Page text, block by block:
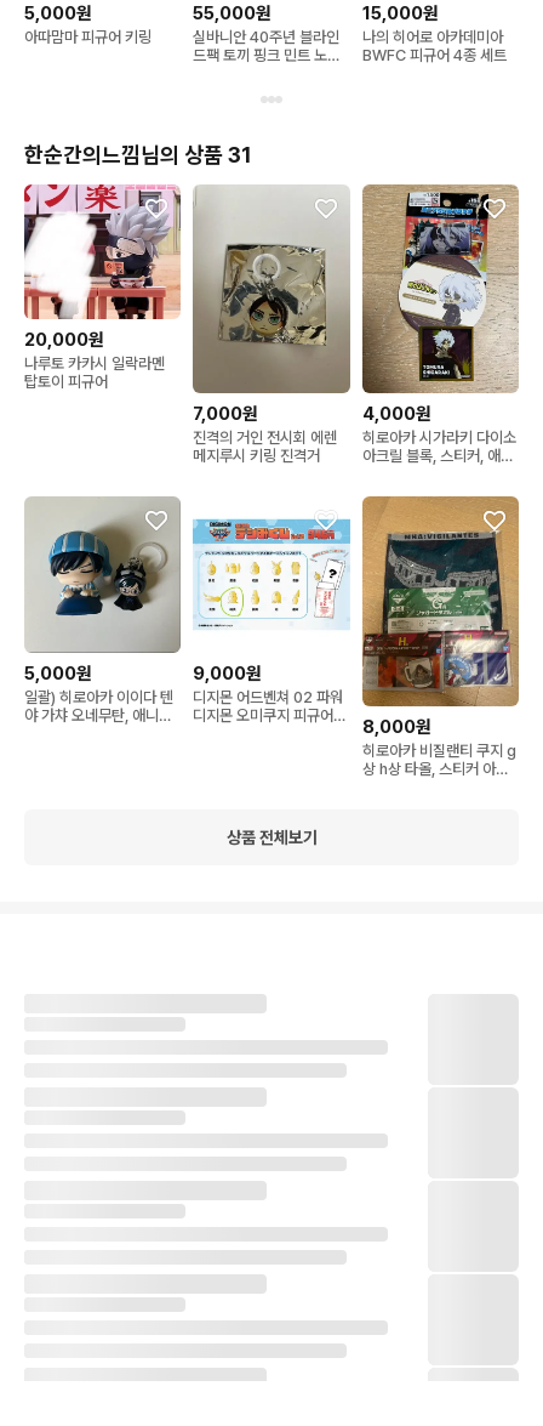
5,000원
아따맘마 피규어 키링
55,000원
실바니안 40주년 블라인
드팩 토끼 핑크 민트 노랑
15,000원
나의 히어로 아카데미아
BWFC 피규어 4종 세트
한순간의느낌님의 상품 31
20,000원
나루토 카카시 일락라멘
탑토이 피규어
7,000원
진격의 거인 전시회 에렌
메지루시 키링 진격거
4,000원
히로아카 시가라키 다이소
아크릴 블록, 스티커, 애니
5,000원
일괄) 히로아카 이이다 텐
야 가챠 오네무탄, 애니멀
9,000원
디지몬 어드벤쳐 02 파워
디지몬 오미쿠지 피규어
8,000원
히로아카 비질랜티 쿠지 g
상 h상 타올, 스티커 아이
상품 전체보기